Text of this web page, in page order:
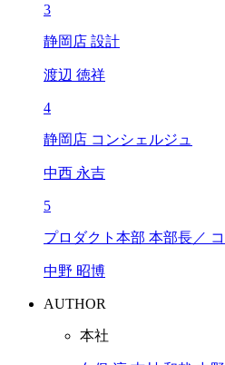
3
静岡店 設計
渡辺 徳祥
4
静岡店 コンシェルジュ
中西 永吉
5
プロダクト本部 本部長／
中野 昭博
AUTHOR
本社